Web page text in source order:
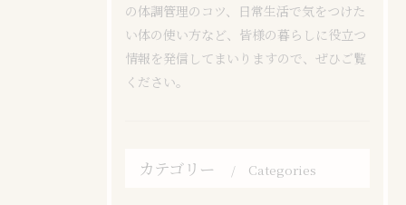
の体調管理のコツ、日常生活で気をつけた
い体の使い方など、皆様の暮らしに役立つ
情報を発信してまいりますので、ぜひご覧
ください。
カテゴリー Categories